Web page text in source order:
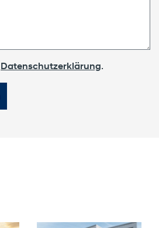
Datenschutzerklärung.